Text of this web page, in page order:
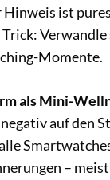
ist
Momente.
als Mini-
auf den
–